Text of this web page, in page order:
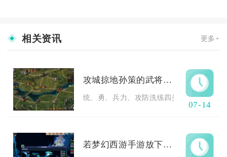
相关资讯 更多+
攻城掠地孙策的武将属性对战斗有何影响
统、勇、兵力、攻防洗练四类核心属性直
07-14
若梦幻西游手游放下屠刀会失去些什么